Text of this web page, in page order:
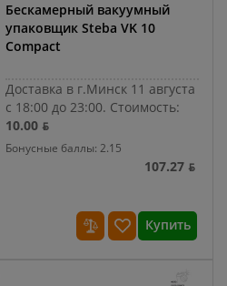
Бескамерный вакуумный
упаковщик Steba VK 10
Compact
Доставка в г.Минск 11 августа
с 18:00 до 23:00. Стоимость:
10.00 ƃ
Бонусные баллы: 2.15
107.27 ƃ
Купить